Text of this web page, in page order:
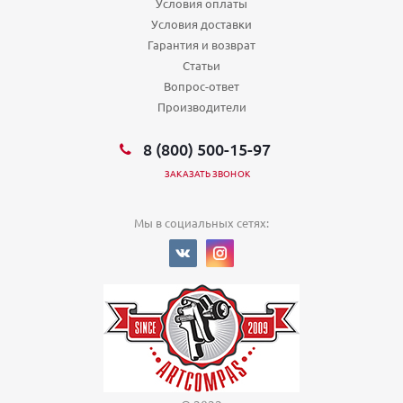
Екатеринбург, ул 40-летия Октября 75
Пн,Вт,Ср,Чт,Пт,Сб,Вс (10:00 - 21:00)
Екатеринбург, ул 8 Марта 127
Пн,Вт,Ср,Чт,Пт,Сб,Вс (09:00 - 21:00)
Пн,Вт,Ср,Чт,Пт (10:00 - 19:30) Сб (10:00 - 16:00) Вс (выходной)
Пн,Вт,Ср,Чт,Пт,Сб,Вс (09:00 - 21:00)
Пн,Вт,Ср,Чт,Пт (09:00 - 21:00) Сб,Вс (выходной)
Екатеринбург, ул Академика Шварца
Пн,Вт,Ср,Чт,Пт,Сб,Вс (10:00 - 22:00)
Екатеринбург, ул Академическая 29
Пн,Вт,Ср,Чт,Пт,Сб,Вс (09:00 - 20:30)
Екатеринбург, ул Амундсена
Пн,Вт,Ср,Чт,Пт,Сб,Вс (10:00 - 22:00)
Екатеринбург, ул Амундсена 65
Пн,Вт,Ср,Чт,Пт,Сб,Вс (10:00 - 21:00)
Условия оплаты
Условия доставки
Гарантия и возврат
Статьи
Вопрос-ответ
Производители
8 (800) 500-15-97
ЗАКАЗАТЬ ЗВОНОК
Мы в социальных сетях: